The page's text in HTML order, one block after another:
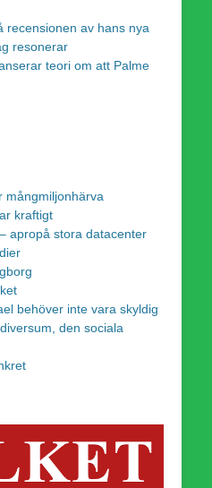
recensionen av hans nya
resonerar
teori om att Palme
mångmiljonhärva
kraftigt
apropå stora datacenter
behöver inte vara skyldig
den sociala